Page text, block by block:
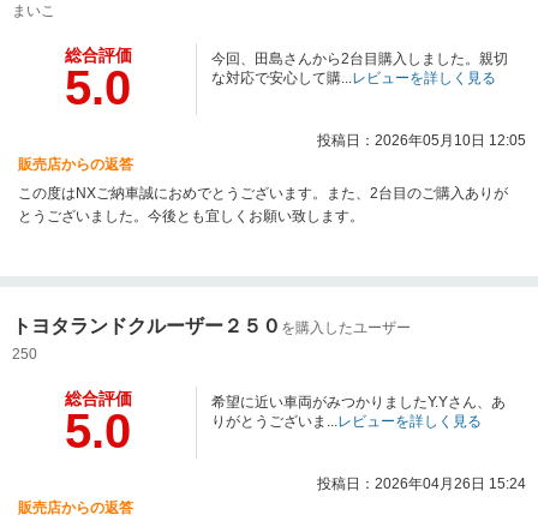
まいこ
総合評価
5.0
今回、田島さんから2台目購入しました。親切
な対応で安心して購...レビューを詳しく見る
投稿日：2026年05月10日 12:05
販売店からの返答
この度はNXご納車誠におめでとうございます。また、2台目のご購入ありが
とうございました。今後とも宜しくお願い致します。
トヨタランドクルーザー２５０ を購入したユーザー
250
総合評価
5.0
希望に近い車両がみつかりましたY.Yさん、あ
りがとうございま...レビューを詳しく見る
投稿日：2026年04月26日 15:24
販売店からの返答